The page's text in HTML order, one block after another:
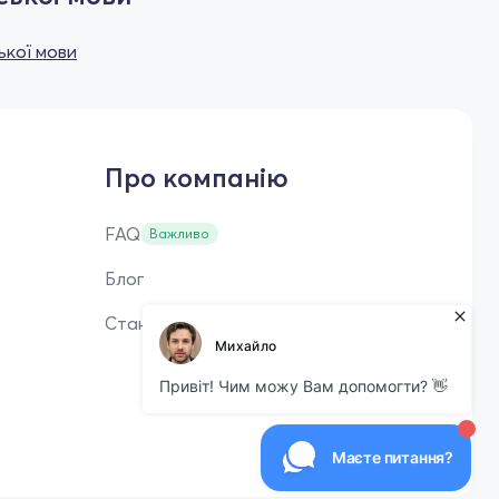
мови
Про компанію
FAQ Важливо
Блог
Стань репетитором